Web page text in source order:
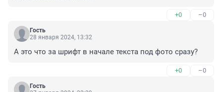
+0 –0
Гость
28 января 2024, 13:32
А это что за шрифт в начале текста под фото сразу?
+0 –0
Гость